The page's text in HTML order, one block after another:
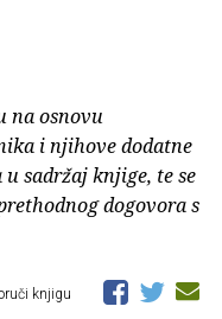
na osnovu
i njihove dodatne
sadržaj knjige, te se
dogovora s
knjigu